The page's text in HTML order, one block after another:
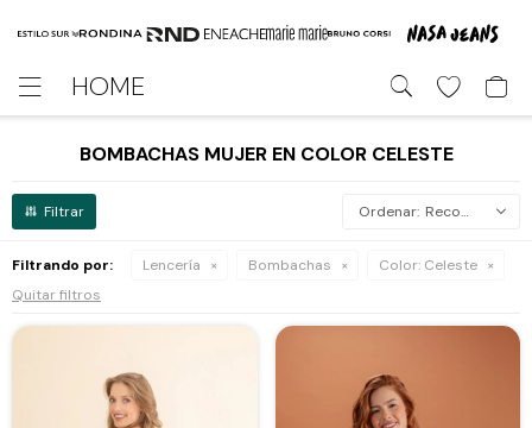
HOME

BOMBACHAS MUJER EN COLOR CELESTE
Recomendados
Filtrando por: Lencería Bombachas Color: Celeste
Quitar filtros